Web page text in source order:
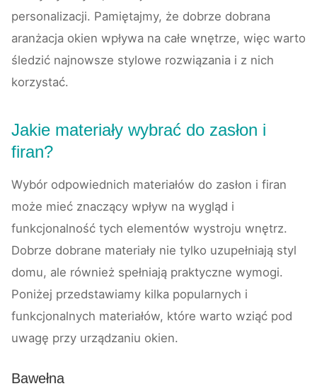
personalizacji. Pamiętajmy, że dobrze dobrana
aranżacja okien wpływa na całe wnętrze, więc warto
śledzić najnowsze stylowe rozwiązania i z nich
korzystać.
Jakie materiały wybrać do zasłon i
firan?
Wybór odpowiednich materiałów do zasłon i firan
może mieć znaczący wpływ na wygląd i
funkcjonalność tych elementów wystroju wnętrz.
Dobrze dobrane materiały nie tylko uzupełniają styl
domu, ale również spełniają praktyczne wymogi.
Poniżej przedstawiamy kilka popularnych i
funkcjonalnych materiałów, które warto wziąć pod
uwagę przy urządzaniu okien.
Bawełna